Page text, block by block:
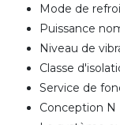
Mode de
Puissance
Niveau de
Classe
Service de
Conception N